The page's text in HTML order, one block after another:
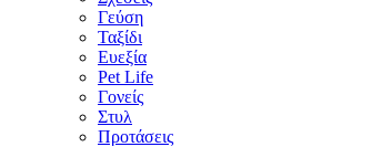
Γεύση
Ταξίδι
Ευεξία
Pet Life
Γονείς
Στυλ
Προτάσεις